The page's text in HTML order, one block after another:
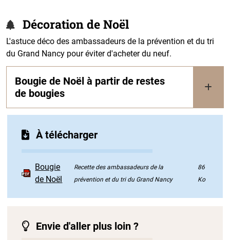
Décoration de Noël
L'astuce déco des ambassadeurs de la prévention et du tri
du Grand Nancy pour éviter d'acheter du neuf.
Bougie de Noël à partir de restes
de bougies
À télécharger
Bougie
de Noël
Recette des ambassadeurs de la
prévention et du tri du Grand Nancy
86
Ko
Envie d'aller plus loin ?